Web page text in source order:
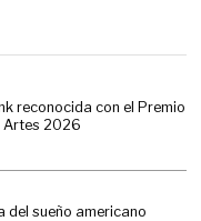
reconocida con el Premio
Artes 2026
del sueño americano